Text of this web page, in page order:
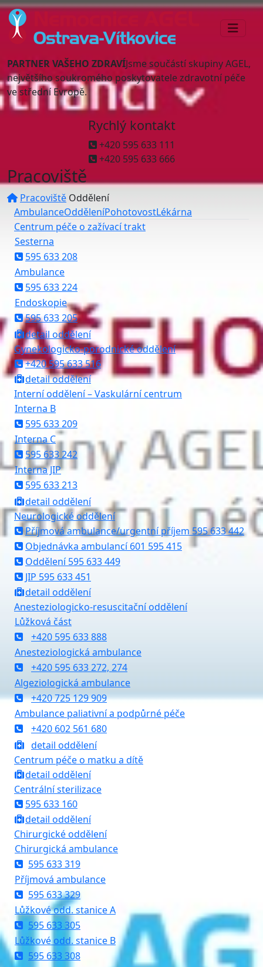
PARTNER VAŠEHO ZDRAVÍJsme součástí skupiny AGEL,
největšího soukromého poskytovatele zdravotní péče
ve střední Evropě.
Rychlý kontakt
+420 595 633 111
+420 595 633 666
Pracoviště
Pracoviště Oddělení
AmbulanceOdděleníPohotovostLékárna
Centrum péče o zažívací trakt
Sesterna
595 633 208
Ambulance
595 633 224
Endoskopie
595 633 205
detail oddělení
Gynekologicko-porodnické oddělení
+420 595 633 516
detail oddělení
Interní oddělení – Vaskulární centrum
Interna B
595 633 209
Interna C
595 633 242
Interna JIP
595 633 213
detail oddělení
Neurologické oddělení
Příjmová ambulance/urgentní příjem 595 633 442
Objednávka ambulancí 601 595 415
Oddělení 595 633 449
JIP 595 633 451
detail oddělení
Anesteziologicko-resuscitační oddělení
Lůžková část
+420 595 633 888
Anesteziologická ambulance
+420 595 633 272, 274
Algeziologická ambulance
+420 725 129 909
Ambulance paliativní a podpůrné péče
+420 602 561 680
detail oddělení
Centrum péče o matku a dítě
detail oddělení
Centrální sterilizace
595 633 160
detail oddělení
Chirurgické oddělení
Chirurgická ambulance
595 633 319
Příjmová ambulance
595 633 329
Lůžkové odd. stanice A
595 633 305
Lůžkové odd. stanice B
595 633 308